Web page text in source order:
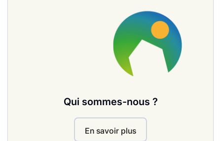
Qui sommes-nous ?
En savoir plus